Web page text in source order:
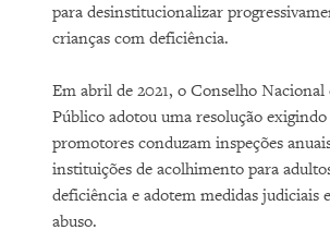
para desinstitucionalizar
crianças com deficiência.
Em abril de 2021, o Conselho
Público adotou uma resolução exigindo
promotores conduzam inspeções
instituições de acolhimento para
deficiência e adotem medidas judiciais
abuso.